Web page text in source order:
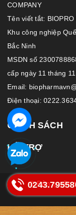
COMPANY
Tên viết tắt: BIOPRO
Khu công nghiệp
Bắc Ninh
MSDN số
cấp ngày 11 tháng
Email:
Điện thoại:
CHÍNH SÁCH
HỖ TRỢ
© Bản quyền